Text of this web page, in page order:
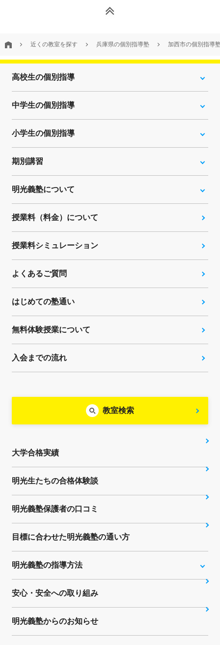
近くの教室を探す 兵庫県の個別指導塾 加西市の個別指導
高校生の個別指導
中学生の個別指導
小学生の個別指導
期別講習
明光義塾について
授業料（料金）について
授業料シミュレーション
よくあるご質問
はじめての塾通い
無料体験授業について
入会までの流れ
教室検索
大学合格実績
明光生たちの合格体験談
明光義塾保護者の口コミ
目標に合わせた明光義塾の通い方
明光義塾の指導方法
安心・安全への取り組み
明光義塾からのお知らせ